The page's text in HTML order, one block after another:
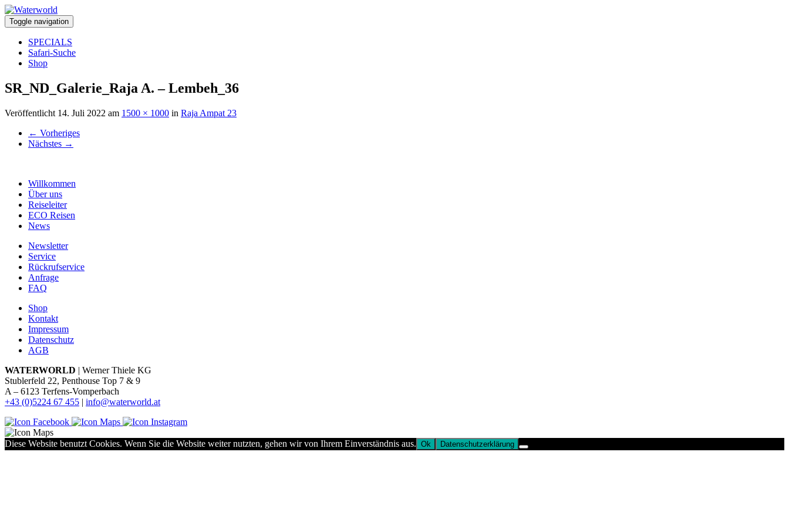
Toggle navigation
SPECIALS
Safari-Suche
Shop
SR_ND_Galerie_Raja A. – Lembeh_36
Veröffentlicht 14. Juli 2022 am 1500 × 1000 in Raja Ampat 23
← Vorheriges
Nächstes →
Willkommen
Über uns
Reiseleiter
ECO Reisen
News
Newsletter
Service
Rückrufservice
Anfrage
FAQ
Shop
Kontakt
Impressum
Datenschutz
AGB
WATERWORLD | Werner Thiele KG
Stublerfeld 22, Penthouse Top 7 & 9
A – 6123 Terfens-Vomperbach
+43 (0)5224 67 455 | info@waterworld.at
Diese Website benutzt Cookies. Wenn Sie die Website weiter nutzten, gehen wir von Ihrem Einverständnis aus. Ok Datenschutzerklärung